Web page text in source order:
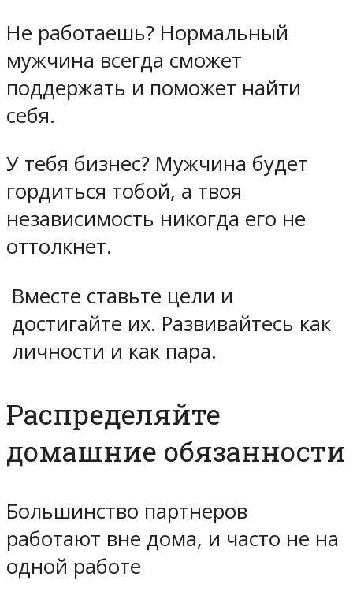
Не работаешь? Нормальный
мужчина всегда сможет
поддержать и поможет найти
себя.
У тебя бизнес? Мужчина будет
гордиться тобой, а твоя
независимость никогда его не
оттолкнет.
Вместе ставьте цели и
достигайте их. Развивайтесь как
личности и как пара.
Распределяйте
домашние обязанности
Большинство партнеров
работают вне дома, и часто не на
одной работе